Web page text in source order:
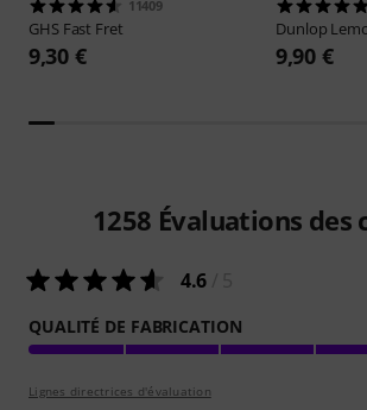
11409
GHS Fast Fret
9,30 €
Dunlop
9,90 €
1258 Évaluations des
4.6
QUALITÉ DE FABRICATION
Lignes directrices d'évaluation